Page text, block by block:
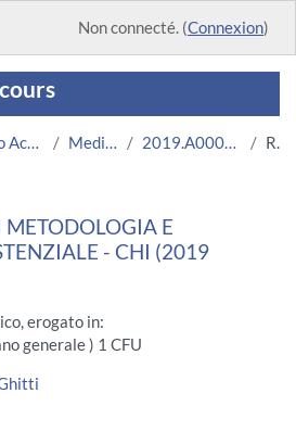
Non connecté. (Connexion)
Anno Accademico 2019/2020 Medicina e Chirurgia 2019.A000133.08696-11.CHI.16248 Résumé
E
- CHI (2019
erogato in:
generale ) 1 CFU